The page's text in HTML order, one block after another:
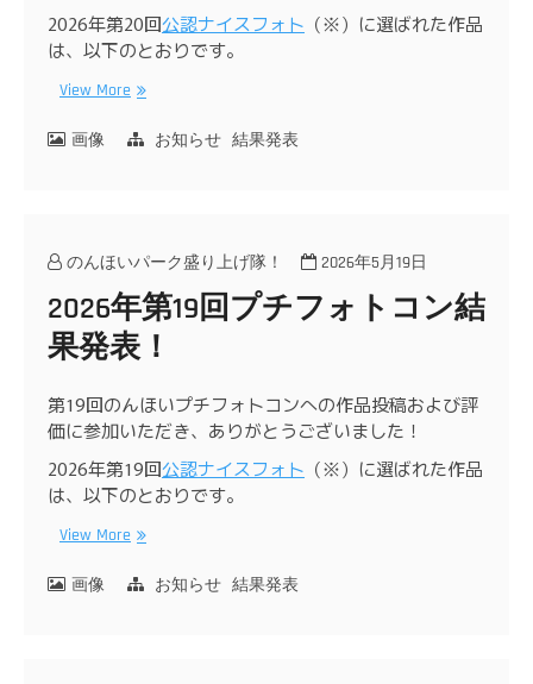
2026年第20回公認ナイスフォト （※）に選ばれた作品
は、以下のとおりです。
View More
画像 お知らせ 結果発表
のんほいパーク盛り上げ隊！ 2026年5月19日
2026年第19回プチフォトコン結
果発表！
第19回のんほいプチフォトコンへの作品投稿および評
価に参加いただき、ありがとうございました！
2026年第19回公認ナイスフォト （※）に選ばれた作品
は、以下のとおりです。
View More
画像 お知らせ 結果発表